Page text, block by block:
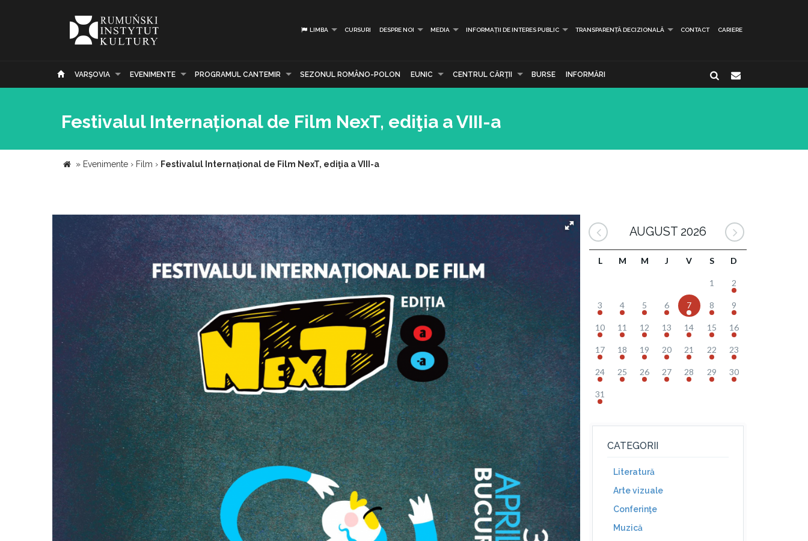
LIMBA CURSURI DESPRE NOI MEDIA INFORMAȚII DE INTERES PUBLIC TRANSPARENȚĂ DECIZIONALĂ CONTACT CARIERE
VARŞOVIA EVENIMENTE PROGRAMUL CANTEMIR SEZONUL ROMÂNO-POLON EUNIC CENTRUL CĂRŢII BURSE INFORMĂRI
Festivalul Internațional de Film NexT, ediţia a VIII-a
» Evenimente › Film › Festivalul Internațional de Film NexT, ediţia a VIII-a
AUGUST 2026
L M M J V S D
1 2
3 4 5 6 7 8 9
10 11 12 13 14 15 16
17 18 19 20 21 22 23
24 25 26 27 28 29 30
31
CATEGORII
Literatură
Arte vizuale
Conferinţe
Muzică